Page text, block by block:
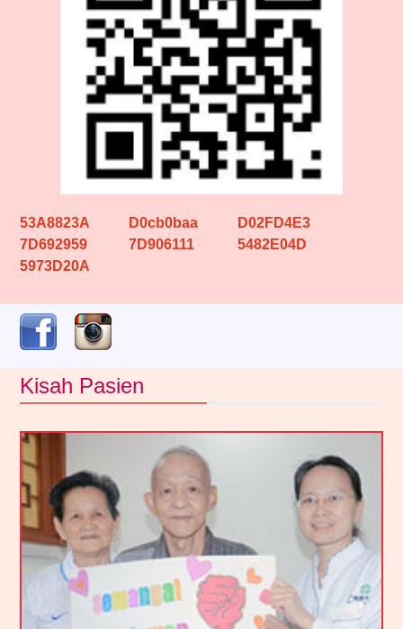
53A8823A D0cb0baa
D02FD4E3
7D692959
7D906111
5482E04D
5973D20A
Kisah Pasien